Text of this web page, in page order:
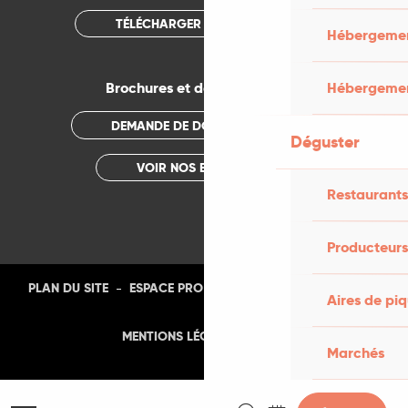
Déguster
Aires de
Marchés
TÉLÉCHARGER L'APPLICATION
Brochures et documentations
DEMANDE DE DOCUMENTATION
VOIR NOS BROCHURES
PLAN DU SITE - ESPACE PRO
MENTIONS LÉGALES